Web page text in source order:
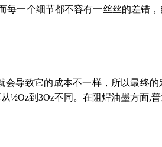
一个细节都不容有一丝丝的差错
致它的成本不一样，所以最终的
½Oz到 3Oz不同。在阻焊油墨方面,